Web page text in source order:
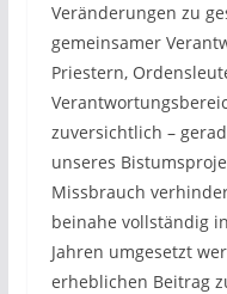
Veränderungen zu
gemeinsamer
Priestern,
zuversichtlich –
unseres
Missbrauch
beinahe vollständig
Jahren umgesetzt
erheblichen Beitrag